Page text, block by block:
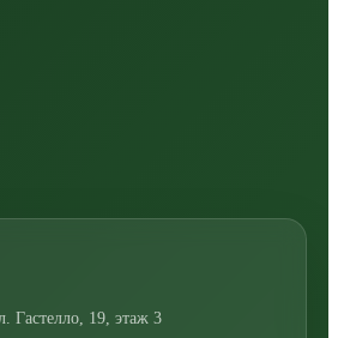
Гастелло, 19, этаж 3